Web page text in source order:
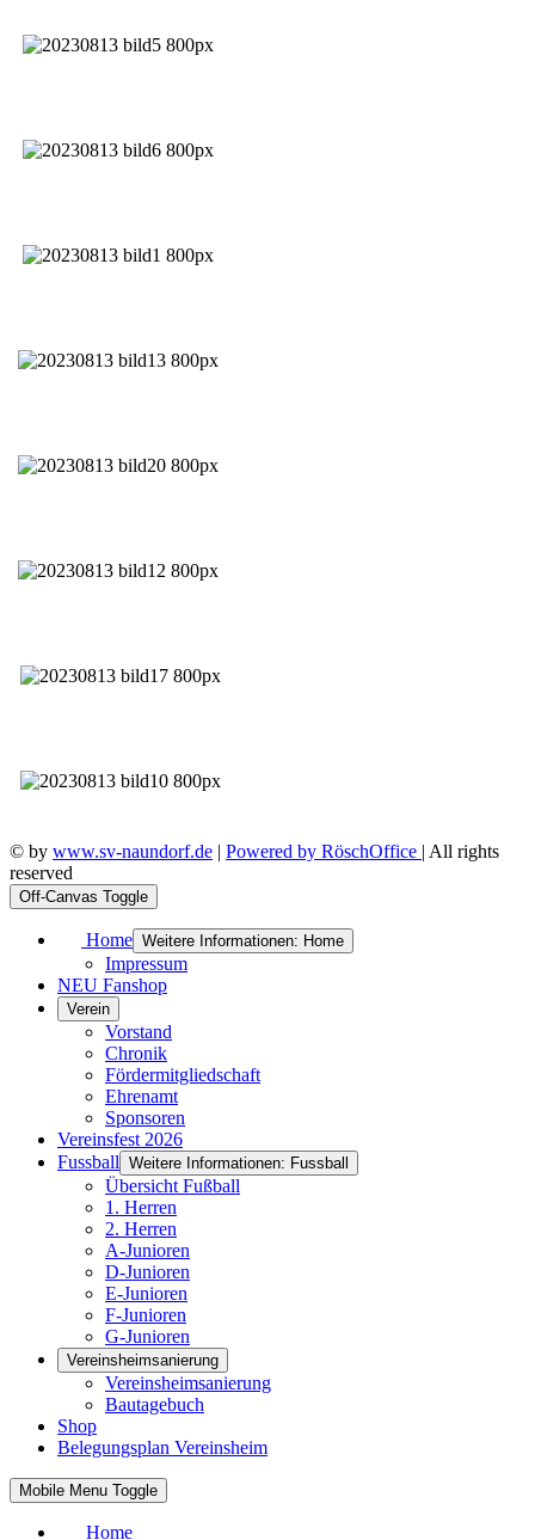
© by www.sv-naundorf.de | Powered by RöschOffice | All rights
reserved
Off-Canvas Toggle
Home Weitere Informationen: Home
Impressum
NEU Fanshop
Verein
Vorstand
Chronik
Fördermitgliedschaft
Ehrenamt
Sponsoren
Vereinsfest 2026
Fussball Weitere Informationen: Fussball
Übersicht Fußball
1. Herren
2. Herren
A-Junioren
D-Junioren
E-Junioren
F-Junioren
G-Junioren
Vereinsheimsanierung
Vereinsheimsanierung
Bautagebuch
Shop
Belegungsplan Vereinsheim
Mobile Menu Toggle
Home